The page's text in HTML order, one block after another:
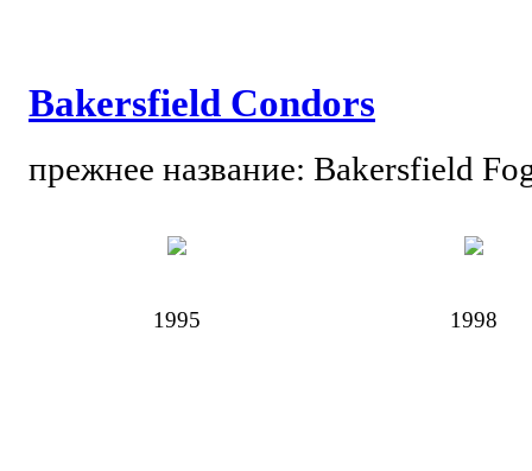
Bakersfield Condors
прежнее название: Bakersfield
1995 1998